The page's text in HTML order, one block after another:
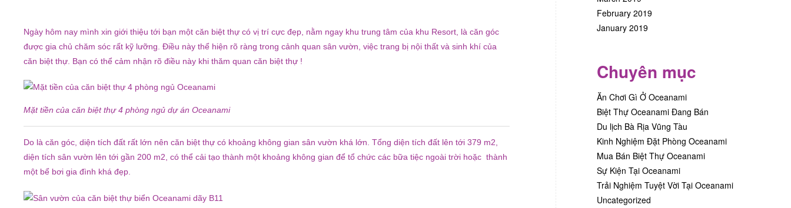
Ngày hôm nay mình xin giới thiệu tới bạn một căn biệt thự có vị trí cực đẹp, nằm ngay khu trung tâm của khu Resort, là căn góc
được gia chủ chăm sóc rất kỹ lưỡng. Điều này thể hiện rõ ràng trong cảnh quan sân vườn, việc trang bị nội thất và sinh khí của
căn biệt thự. Bạn có thể cảm nhận rõ điều này khi thăm quan căn biệt thự !
Mặt tiền của căn biệt thự 4 phòng ngủ dự án Oceanami
Do là căn góc, diện tích đất rất lớn nên căn biệt thự có khoảng không gian sân vườn khá lớn. Tổng diện tích đất lên tới 379 m2,
diện tích sân vườn lên tới gần 200 m2, có thể cải tạo thành một khoảng không gian để tổ chức các bữa tiệc ngoài trời hoặc thành
một bể bơi gia đình khá đẹp.
February 2019
January 2019
Chuyên mục
Ăn Chơi Gì Ở Oceanami
Biệt Thự Oceanami Đang Bán
Du lịch Bà Rịa Vũng Tàu
Kinh Nghiệm Đặt Phòng Oceanami
Mua Bán Biệt Thự Oceanami
Sự Kiện Tại Oceanami
Trải Nghiệm Tuyệt Vời Tại Oceanami
Uncategorized